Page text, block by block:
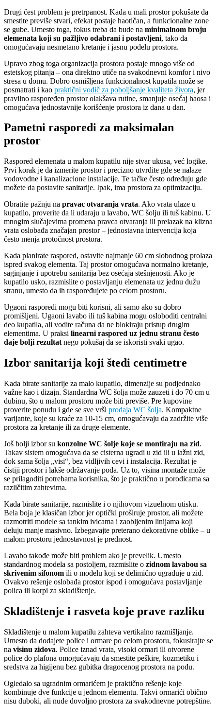
Drugi čest problem je pretrpanost. Kada u mali prostor pokušate da
smestite previše stvari, efekat postaje haotičan, a funkcionalne zone
se gube. Umesto toga, fokus treba da bude na minimalnom broju
elemenata koji su pažljivo odabrani i postavljeni, tako da
omogućavaju nesmetano kretanje i jasnu podelu prostora.
Upravo zbog toga organizacija prostora postaje mnogo više od
estetskog pitanja – ona direktno utiče na svakodnevni komfor i nivo
stresa u domu. Dobro osmišljena funkcionalnost kupatila može se
posmatrati i kao praktični vodič za poboljšanje kvaliteta života, jer
pravilno raspoređen prostor olakšava rutine, smanjuje osećaj haosa i
omogućava jednostavnije korišćenje prostora iz dana u dan.
Pametni rasporedi za maksimalan
prostor
Raspored elemenata u malom kupatilu nije stvar ukusa, već logike.
Prvi korak je da izmerite prostor i precizno utvrdite gde se nalaze
vodovodne i kanalizacione instalacije. Te tačke često određuju gde
možete da postavite sanitarije. Ipak, ima prostora za optimizaciju.
Obratite pažnju na pravac otvaranja vrata. Ako vrata ulaze u
kupatilo, proverite da li udaraju u lavabo, WC šolju ili tuš kabinu. U
mnogim slučajevima promena pravca otvaranja ili prelazak na klizna
vrata oslobađa značajan prostor – jednostavna intervencija koja
često menja protočnost prostora.
Kada planirate raspored, ostavite najmanje 60 cm slobodnog prolaza
ispred svakog elementa. Taj prostor omogućava normalno kretanje,
saginjanje i upotrebu sanitarija bez osećaja stešnjenosti. Ako je
kupatilo usko, razmislite o postavljanju elemenata uz jednu dužu
stranu, umesto da ih raspoređujete po celom prostoru.
Ugaoni rasporedi mogu biti korisni, ali samo ako su dobro
promišljeni. Ugaoni lavabo ili tuš kabina mogu osloboditi centralni
deo kupatila, ali vodite računa da ne blokiraju pristup drugim
elementima. U praksi linearni raspored uz jednu stranu često
daje bolji rezultat nego pokušaj da se iskoristi svaki ugao.
Izbor sanitarija koji štedi centimetre
Kada birate sanitarije za malo kupatilo, dimenzije su podjednako
važne kao i dizajn. Standardna WC šolja može zauzeti i do 70 cm u
dubinu, što u malom prostoru može biti previše. Pre kupovine
proverite ponudu i gde se sve vrši prodaja WC šolja. Kompaktne
varijante, koje su kraće za 10-15 cm, omogućavaju da zadržite više
prostora za kretanje ili za druge elemente.
Još bolji izbor su konzolne WC šolje koje se montiraju na zid.
Takav sistem omogućava da se cisterna ugradi u zid ili u lažni zid,
dok sama šolja „visi“, bez vidljivih cevi i instalacija. Rezultat je
čistiji prostor i lakše održavanje poda. Uz to, visina montaže može
se prilagoditi potrebama korisnika, što je praktično u porodicama sa
različitim zahtevima.
Kada birate sanitarije, razmislite i o njihovom vizuelnom utisku.
Bela boja je klasičan izbor jer optički proširuje prostor, ali možete
razmotriti modele sa tankim ivicama i zaobljenim linijama koji
deluju manje masivno. Izbegavajte preterano dekorativne oblike – u
malom prostoru jednostavnost je prednost.
Lavabo takođe može biti problem ako je prevelik. Umesto
standardnog modela sa postoljem, razmislite o zidnom lavabou sa
skrivenim sifonom ili o modelu koji se delimično ugrađuje u zid.
Ovakvo rešenje oslobađa prostor ispod i omogućava postavljanje
polica ili korpi za skladištenje.
Skladištenje i rasveta koje prave razliku
Skladištenje u malom kupatilu zahteva vertikalno razmišljanje.
Umesto da dodajete police i ormare po celom prostoru, fokusirajte se
na visinu zidova. Police iznad vrata, visoki ormari ili otvorene
police do plafona omogućavaju da smestite peškire, kozmetiku i
sredstva za higijenu bez gubitka dragocenog prostora na podu.
Ogledalo sa ugradnim ormarićem je praktično rešenje koje
kombinuje dve funkcije u jednom elementu. Takvi ormarići obično
nisu duboki, ali nude dovoljno prostora za svakodnevne potrepštine.